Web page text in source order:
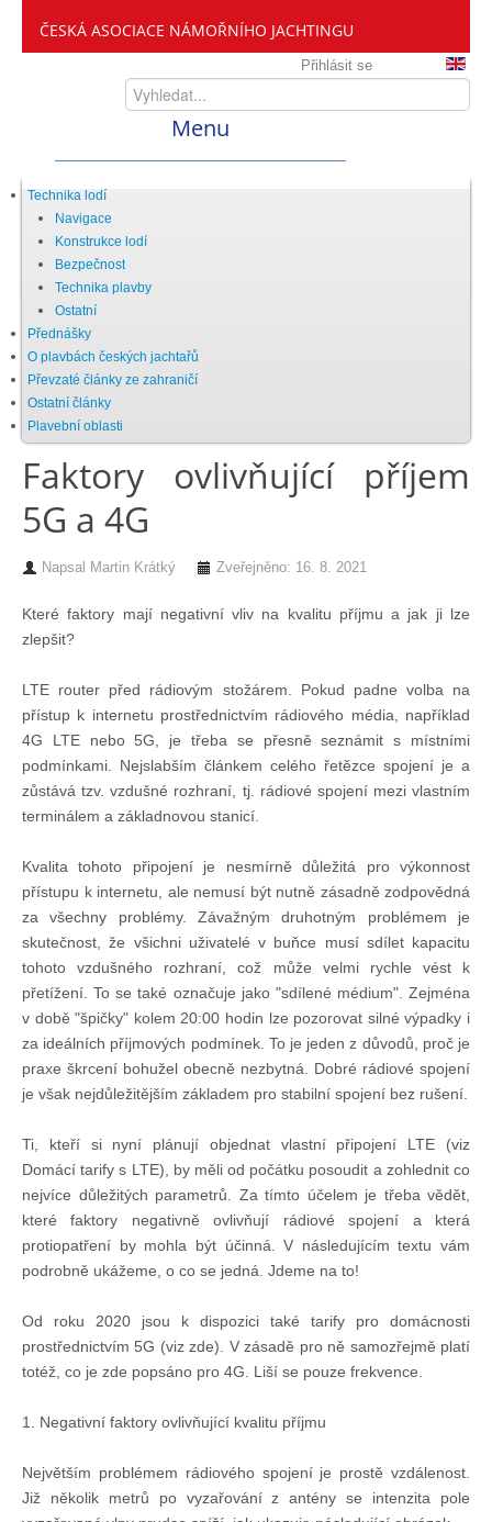
ČESKÁ ASOCIACE NÁMOŘNÍHO JACHTINGU
Přihlásit se
Menu
Home
ČANY
Kdo jsme
Zveme vás mezi nás
Setkání ČANY
Chci se stát členem
Dokumenty ke stažení
Ochrana osobních údajů
Legislativa
Legislativní proces
Doklady osob
Lodě - technika (tech. způsobilost)
Rádio (MF, HF, VHF)
Kapitánské zkoušky
Ostatní
Offshore Cup
Technika lodí
Navigace
Konstrukce lodí
Bezpečnost
Technika plavby
Ostatní
Přednášky
O plavbách českých jachtařů
Převzaté články ze zahraničí
Ostatní články
Plavební oblasti
Faktory ovlivňující příjem
5G a 4G
Napsal Martin Krátký Zveřejněno: 16. 8. 2021
Které faktory mají negativní vliv na kvalitu příjmu a jak ji lze
zlepšit?
LTE router před rádiovým stožárem. Pokud padne volba na
přístup k internetu prostřednictvím rádiového média, například
4G LTE nebo 5G, je třeba se přesně seznámit s místními
podmínkami. Nejslabším článkem celého řetězce spojení je a
zůstává tzv. vzdušné rozhraní, tj. rádiové spojení mezi vlastním
terminálem a základnovou stanicí.
Kvalita tohoto připojení je nesmírně důležitá pro výkonnost
přístupu k internetu, ale nemusí být nutně zásadně zodpovědná
za všechny problémy. Závažným druhotným problémem je
skutečnost, že všichni uživatelé v buňce musí sdílet kapacitu
tohoto vzdušného rozhraní, což může velmi rychle vést k
přetížení. To se také označuje jako "sdílené médium". Zejména
v době "špičky" kolem 20:00 hodin lze pozorovat silné výpadky i
za ideálních příjmových podmínek. To je jeden z důvodů, proč je
praxe škrcení bohužel obecně nezbytná. Dobré rádiové spojení
je však nejdůležitějším základem pro stabilní spojení bez rušení.
Ti, kteří si nyní plánují objednat vlastní připojení LTE (viz
Domácí tarify s LTE), by měli od počátku posoudit a zohlednit co
nejvíce důležitých parametrů. Za tímto účelem je třeba vědět,
které faktory negativně ovlivňují rádiové spojení a která
protiopatření by mohla být účinná. V následujícím textu vám
podrobně ukážeme, o co se jedná. Jdeme na to!
Od roku 2020 jsou k dispozici také tarify pro domácnosti
prostřednictvím 5G (viz zde). V zásadě pro ně samozřejmě platí
totéž, co je zde popsáno pro 4G. Liší se pouze frekvence.
1. Negativní faktory ovlivňující kvalitu příjmu
Největším problémem rádiového spojení je prostě vzdálenost.
Již několik metrů po vyzařování z antény se intenzita pole